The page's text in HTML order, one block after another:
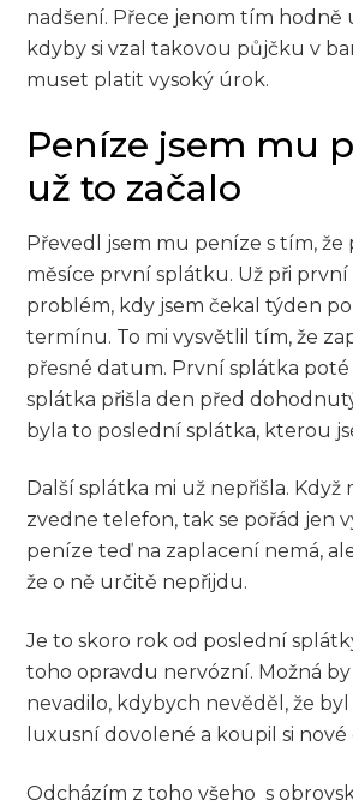
nadšení. Přece jenom tím hodně
kdyby si vzal takovou půjčku v
muset platit vysoký úrok.
Peníze jsem mu
už to začalo
Převedl jsem mu peníze s tím, že
měsíce první splátku. Už při první
problém, kdy jsem čekal týden
termínu. To mi vysvětlil tím, že
přesné datum. První splátka poté
splátka přišla den před
byla to poslední splátka, kterou
Další splátka mi už nepřišla. Když
zvedne telefon, tak se pořád jen
peníze teď na zaplacení nemá,
že o ně určitě nepřijdu.
Je to skoro rok od poslední
toho opravdu nervózní. Možná
nevadilo, kdybych nevěděl, že byl
luxusní dovolené a koupil si nové
Odcházím z toho všeho s